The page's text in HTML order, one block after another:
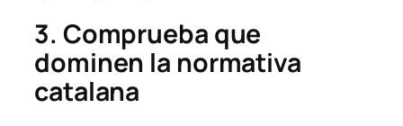
3. Comprueba que
dominen la normativa
catalana